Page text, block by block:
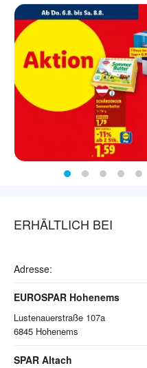
ERHÄLTLICH BEI
Adresse:
EUROSPAR Hohenems
Lustenauerstraße 107a
6845 Hohenems
SPAR Altach